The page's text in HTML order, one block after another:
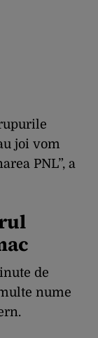
joi vom
PNL”, a
de
nume